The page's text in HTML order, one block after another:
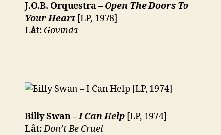
J.O.B. Orquestra – Open The Doors To
Your Heart [LP, 1978]
Låt: Govinda
Billy Swan –I Can Help [LP, 1974]
Låt:Don’t Be Cruel